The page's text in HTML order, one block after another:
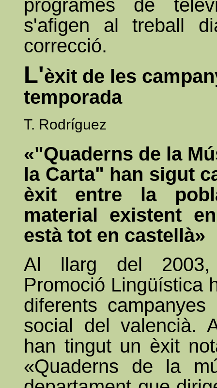
programes de
s'afigen al treball
correcció.
L'èxit de les
temporada
T. Rodríguez
«"Quaderns de la
la Carta" han sigut
èxit entre la
material existent
està tot en castellà»
Al llarg del
Promoció Lingüística
diferents
social del valencià.
han tingut un èxit
«Quaderns de la